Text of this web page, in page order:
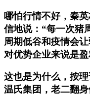
哪怕行情不好，秦
信地说：“每一次猪
周期低谷和疫情会
对优势企业来说是
这也是为什么，按
温氏集团，老二翻身